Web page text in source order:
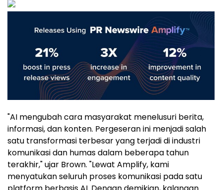
"AI mengubah cara masyarakat menelusuri berita,
informasi, dan konten. Pergeseran ini menjadi salah
satu transformasi terbesar yang terjadi di industri
komunikasi dan humas dalam beberapa tahun
terakhir," ujar Brown. "Lewat Amplify, kami
menyatukan seluruh proses komunikasi pada satu